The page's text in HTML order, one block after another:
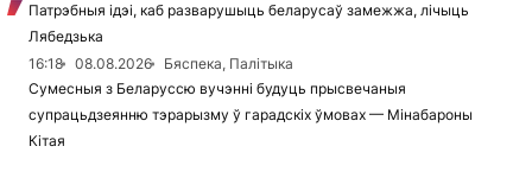
Патрэбныя ідэі, каб разварушыць беларусаў замежжа, лічыць
Лябедзька
16:18
08.08.2026
Бяспека, Палітыка
Сумесныя з Беларуссю вучэнні будуць прысвечаныя
супрацьдзеянню тэрарызму ў гарадскіх ўмовах — Мінабароны
Кітая